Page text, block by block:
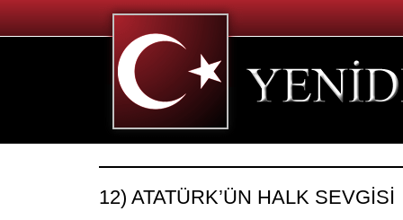
12) ATATÜRK’ÜN HALK SEVGİSİ